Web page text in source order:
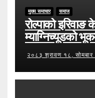
मुख्य समाचार समाज
रोल्पाको इरिवाङ
म्याग्निच्यूडको
२०८३ श्रावण १८,